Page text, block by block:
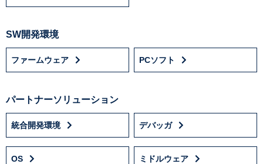
SW開発環境
ファームウェア PCソフト
パートナーソリューション
統合開発環境 デバッガ
OS ミドルウェア